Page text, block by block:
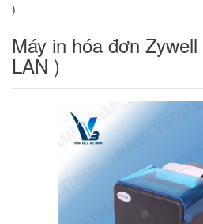
)
Máy in hóa đơn
LAN )